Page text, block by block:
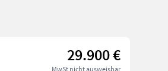
29.900 €
MwSt nicht ausweisbar